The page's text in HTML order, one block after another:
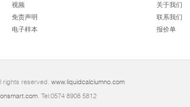
视频
免责声明
电子样本
关于我们
联系我们
报价单
rights reserved. www.liquidcalciumno.com
. Tel:0574 8908 5812